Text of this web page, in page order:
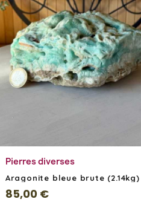
En savoir Plus
Pierres diverses
Aragonite bleue brute (2.14kg)
85,00 €